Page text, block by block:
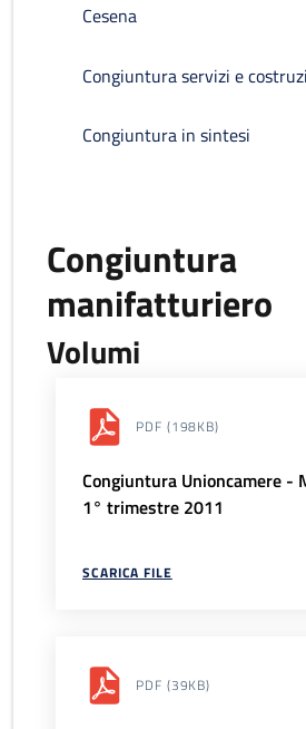
Cesena
Congiuntura servizi e
Congiuntura in sintesi
Congiuntura
manifatturiero
Volumi
PDF (198KB)
Congiuntura Unioncamere -
1° trimestre 2011
SCARICA FILE
PDF (39KB)